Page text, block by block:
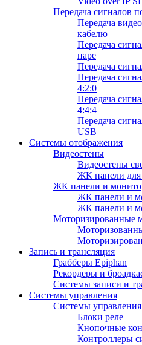
Передача сигналов
Передача
кабелю
Передача
паре
Передача
Передача
4:2:0
Передача
4:4:4
Передача
USB
Системы отображения
Видеостены
Видеостены
ЖК панели для
ЖК панели и
ЖК панели и
ЖК панели и
Моторизированные
Запись и трансляция
Грабберы Epiphan
Рекордеры и
Системы записи и
Системы управления
Системы
Блоки реле
Кнопочные
Контроллеры